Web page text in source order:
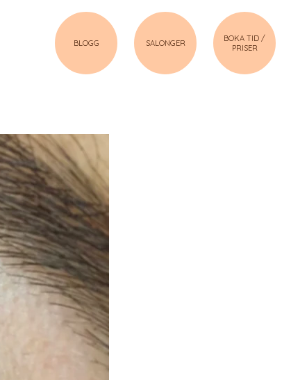
BLOGG SALONGER
BOKA TID /
PRISER